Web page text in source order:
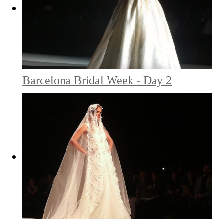
Barcelona Bridal Week - Day 2